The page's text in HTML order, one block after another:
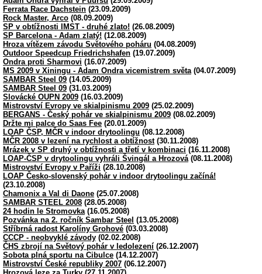
Ferrata Race Dachstein (23.09.2009)
Rock Master, Arco (08.09.2009)
SP v obtížnosti IMST - druhé zlato! (26.08.2009)
SP Barcelona - Adam zlatý! (12.08.2009)
Hroza vítězem závodu Světového poháru (04.08.2009)
Outdoor Speedcup Friedrichshafen (19.07.2009)
Ondra proti Sharmovi (16.07.2009)
MS 2009 v Xiningu - Adam Ondra vicemistrem světa(04.07.2009)
SAMBAR Steel 09 (14.05.2009)
SAMBAR Steel 09 (31.03.2009)
Slovácké OUPN 2009 (16.03.2009)
Mistrovství Evropy ve skialpinismu 2009 (25.02.2009)
BERGANS - Český pohár ve skialpinismu 2009 (08.02.2009)
Držte mi palce do Saas Fee (20.01.2009)
LOAP ČSP, MČR v indoor drytoolingu (08.12.2008)
MČR 2008 v lezení na rychlost a obtížnost(30.11.2008)
Mrázek v SP druhý v obtížnosti a třetí v kombinaci (16.11.2008)
LOAP-ČSP v drytoolingu vyhráli Švingál a Hrozová(08.11.2008)
Mistrovství Evropy v Paříži (28.10.2008)
LOAP Česko-slovenský pohár v indoor drytoolingu začíná!
(23.10.2008)
Chamonix a Val di Daone (25.07.2008)
SAMBAR STEEL 2008 (28.05.2008)
24 hodin le Stromovka(16.05.2008)
Pozvánka na 2. ročník Sambar Steel (13.05.2008)
Stříbrná radost Karolíny Grohové (03.03.2008)
CCCP - neobvyklé závody (02.02.2008)
ČHS zbrojí na Světový pohár v ledolezení (26.12.2007)
Sobota plná sportu na Cibulce (14.12.2007)
Mistrovství České republiky 2007 (06.12.2007)